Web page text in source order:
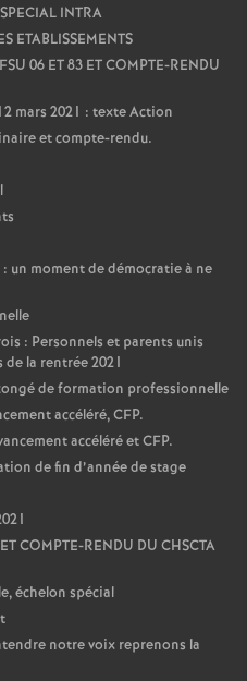
INTRA
ETABLISSEMENTS
06 ET 83 ET COMPTE-RENDU
mars 2021 : texte Action
et compte-rendu.
un moment de démocratie à ne
: Personnels et parents unis
la rentrée 2021
de formation professionnelle
accéléré, CFP.
accéléré et CFP.
de fin d’année de stage
COMPTE-RENDU DU CHSCTA
échelon spécial
notre voix reprenons la